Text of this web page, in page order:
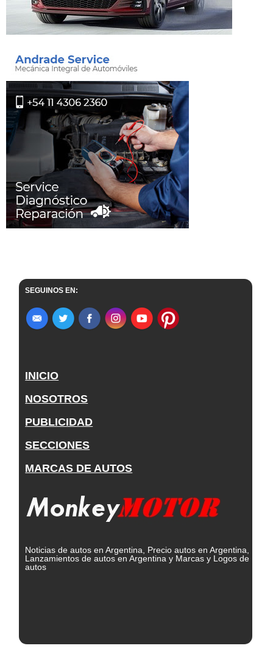
SEGUINOS EN:
INICIO
NOSOTROS
PUBLICIDAD
SECCIONES
MARCAS DE AUTOS
Noticias de autos en Argentina, Precio autos en Argentina,
Lanzamientos de autos en Argentina y Marcas y Logos de
autos